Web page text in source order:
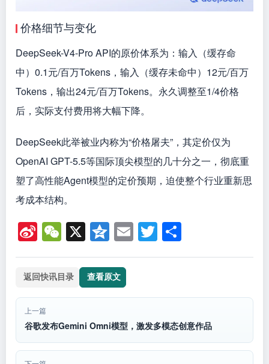
价格细节与变化
DeepSeek-V4-Pro API的原价体系为：输入（缓存命
中）0.1元/百万Tokens，输入（缓存未命中）12元/百万
Tokens，输出24元/百万Tokens。永久调整至1/4价格
后，实际支付费用将大幅下降。
DeepSeek此举被业内称为“价格屠夫”，其定价仅为
OpenAI GPT-5.5等国际顶尖模型的几十分之一，彻底重
塑了高性能Agent模型的定价预期，迫使整个行业重新思
考成本结构。
Si
n
a
W
ei
b
o
W
e
C
h
X Q
z
o
n
E
m
T
wi 享
返回快讯目录 查看原文
上一篇
谷歌发布Gemini Omni模型，激发多模态创意作品